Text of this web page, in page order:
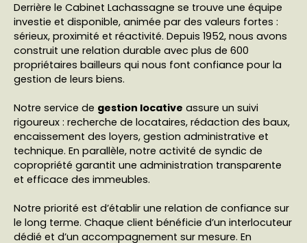
Derrière le Cabinet Lachassagne se trouve une équipe
investie et disponible, animée par des valeurs fortes :
sérieux, proximité et réactivité. Depuis 1952, nous avons
construit une relation durable avec plus de 600
propriétaires bailleurs qui nous font confiance pour la
gestion de leurs biens.
Notre service de gestion locative assure un suivi
rigoureux : recherche de locataires, rédaction des baux,
encaissement des loyers, gestion administrative et
technique. En parallèle, notre activité de syndic de
copropriété garantit une administration transparente
et efficace des immeubles.
Notre priorité est d’établir une relation de confiance sur
le long terme. Chaque client bénéficie d’un interlocuteur
dédié et d’un accompagnement sur mesure. En